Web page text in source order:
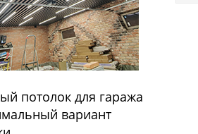
потолок для гаража
вариант